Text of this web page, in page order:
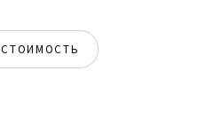
СТОИМОСТЬ